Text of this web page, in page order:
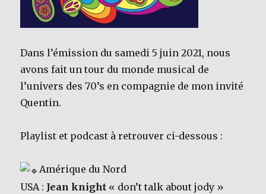
Dans l’émission du samedi 5 juin 2021, nous
avons fait un tour du monde musical de
l’univers des 70’s en compagnie de mon invité
Quentin.
Playlist et podcast à retrouver ci-dessous :
Amérique du Nord
USA : Jean knight « don’t talk about jody »